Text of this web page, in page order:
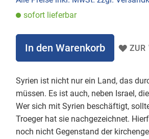
sofort lieferbar
In den Warenkorb ZUR
Syrien ist nicht nur ein Land, das
müssen. Es ist auch, neben Israel,
Wer sich mit Syrien beschäftigt,
Troeger hat sie nachgezeichnet.
noch nicht Gegenstand der